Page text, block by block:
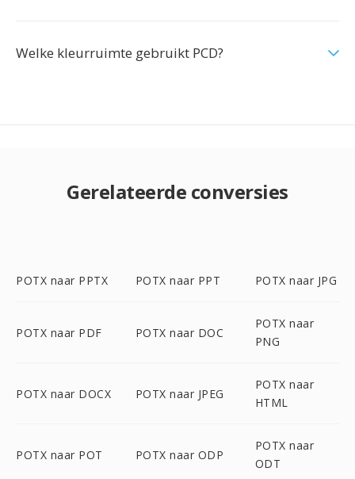
Welke kleurruimte gebruikt PCD?
Gerelateerde conversies
POTX naar PPTX POTX naar PPT POTX naar JPG
POTX naar PDF POTX naar DOC
POTX naar
PNG
POTX naar DOCX POTX naar JPEG
POTX naar
HTML
POTX naar POT POTX naar ODP
POTX naar
ODT